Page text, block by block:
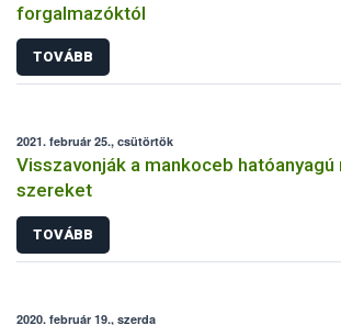
forgalmazóktól
TOVÁBB
2021. február 25., csütörtök
Visszavonják a mankoceb hatóanyagú
szereket
TOVÁBB
2020. február 19., szerda